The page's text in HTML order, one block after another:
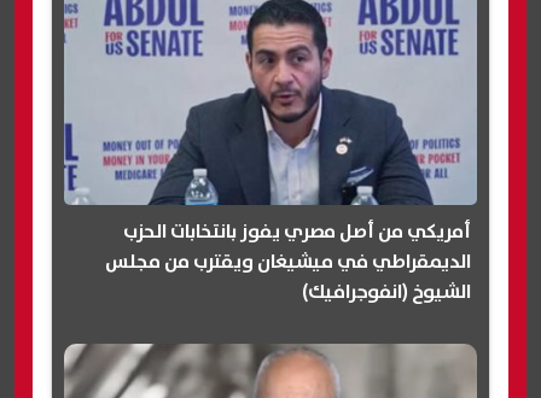
أمريكي من أصل مصري يفوز بانتخابات الحزب
الديمقراطي في ميشيغان ويقترب من مجلس
الشيوخ (انفوجرافيك)